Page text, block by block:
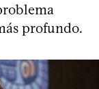
profundo.